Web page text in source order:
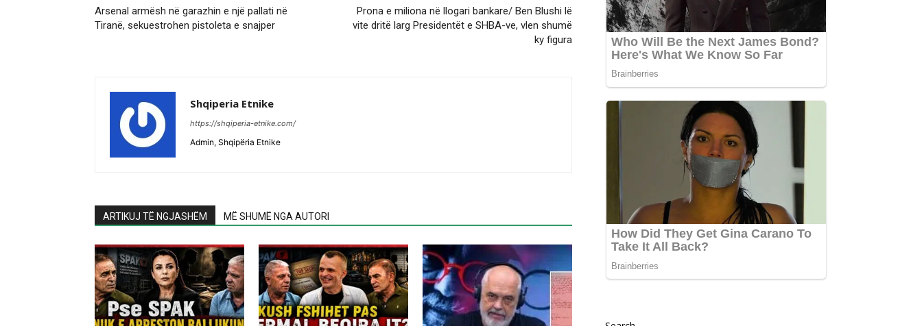
Arsenal armësh në garazhin e një pallati në
Tiranë, sekuestrohen pistoleta e snajper
Prona e miliona në llogari bankare/ Ben Blushi lë
vite dritë larg Presidentët e SHBA-ve, vlen shumë
ky figura
Shqiperia Etnike
https://shqiperia-etnike.com/
Admin, Shqipëria Etnike
ARTIKUJ TË NGJASHËM MË SHUMË NGA AUTORI